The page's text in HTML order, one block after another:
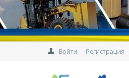
Войти Регистрация